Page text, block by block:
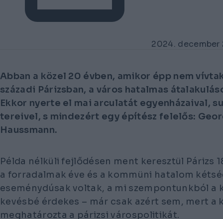
2024. december
Abban a közel 20 évben, amikor épp nem
századi Párizsban, a város hatalmas
Ekkor nyerte el mai arculatát egyenházaival,
tereivel, s mindezért egy építész felelős:
Haussmann.
Példa nélküli fejlődésen ment keresztül Párizs
a forradalmak éve és a kommüni hatalom
eseménydúsak voltak, a mi szempontunkból a
kevésbé érdekes – már csak azért sem, mert a
meghatározta a párizsi várospolitikát.